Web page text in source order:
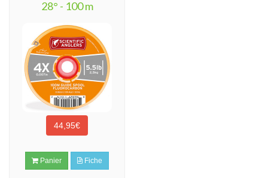
28° - 100 m
44,95€
Panier Fiche